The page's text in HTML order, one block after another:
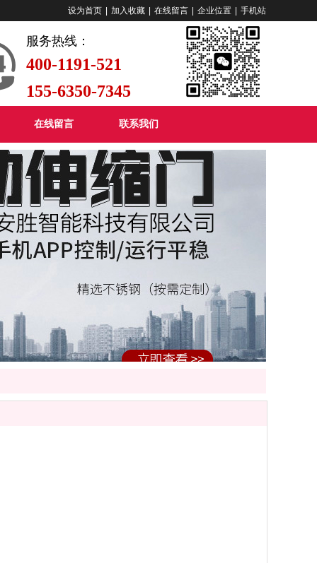
服务热线：
400-1191-521
155-6350-7345
设为首页 加入收藏 在线留言 企业位置 手机站
在线留言 联系我们